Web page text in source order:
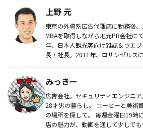
上野 元
東京の外資系広告代理店に勤務後
MBAを取得しながら地元PR会社に
年、日本人観光客向け雑誌＆ウエ
長・社長。2011年、ロサンゼルス
みっきー
広告会社。セキュリティエンジニア
28才男の暮らし。 コーヒーと美術館。デートや作業にオススメ
の場所を探して。 毎週金曜日19時に動画配信 ありのままのお
店の魅力が、動画を通して少しで